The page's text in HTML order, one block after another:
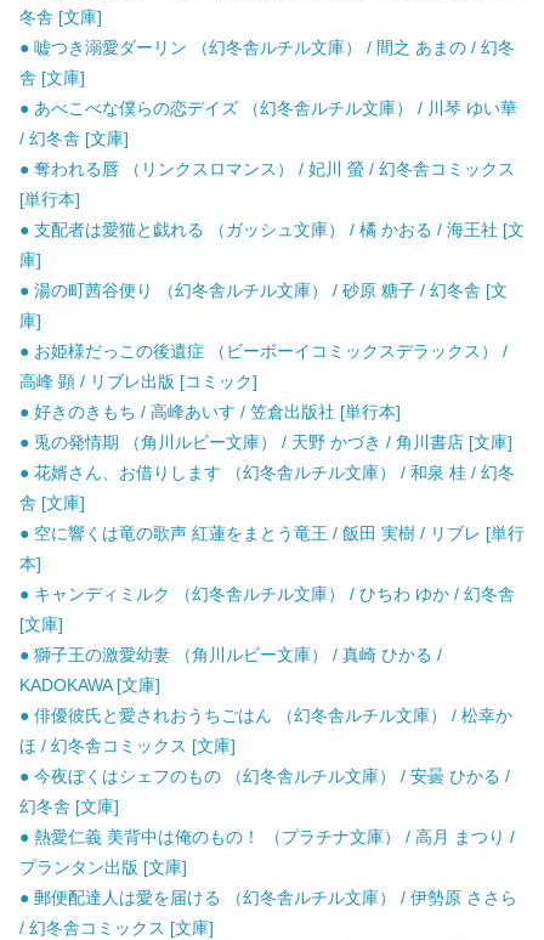
冬舎 [文庫]
● 嘘つき溺愛ダーリン （幻冬舎ルチル文庫） / 間之 あまの / 幻冬
舎 [文庫]
● あべこべな僕らの恋デイズ （幻冬舎ルチル文庫） / 川琴 ゆい華
/ 幻冬舎 [文庫]
● 奪われる唇 （リンクスロマンス） / 妃川 螢 / 幻冬舎コミックス
[単行本]
● 支配者は愛猫と戯れる （ガッシュ文庫） / 橘 かおる / 海王社 [文
庫]
● 湯の町茜谷便り （幻冬舎ルチル文庫） / 砂原 糖子 / 幻冬舎 [文
庫]
● お姫様だっこの後遺症 （ビーボーイコミックスデラックス） /
高峰 顕 / リブレ出版 [コミック]
● 好きのきもち / 高峰あいす / 笠倉出版社 [単行本]
● 兎の発情期 （角川ルビー文庫） / 天野 かづき / 角川書店 [文庫]
● 花婿さん、お借りします （幻冬舎ルチル文庫） / 和泉 桂 / 幻冬
舎 [文庫]
● 空に響くは竜の歌声 紅蓮をまとう竜王 / 飯田 実樹 / リブレ [単行
本]
● キャンディミルク （幻冬舎ルチル文庫） / ひちわ ゆか / 幻冬舎
[文庫]
● 獅子王の激愛幼妻 （角川ルビー文庫） / 真崎 ひかる /
KADOKAWA [文庫]
● 俳優彼氏と愛されおうちごはん （幻冬舎ルチル文庫） / 松幸か
ほ / 幻冬舎コミックス [文庫]
● 今夜ぼくはシェフのもの （幻冬舎ルチル文庫） / 安曇 ひかる /
幻冬舎 [文庫]
● 熱愛仁義 美背中は俺のもの！ （プラチナ文庫） / 高月 まつり /
プランタン出版 [文庫]
● 郵便配達人は愛を届ける （幻冬舎ルチル文庫） / 伊勢原 ささら
/ 幻冬舎コミックス [文庫]